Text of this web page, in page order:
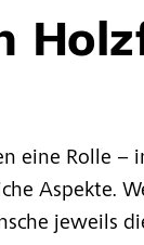
eine Rolle –
Aspekte.
jeweils